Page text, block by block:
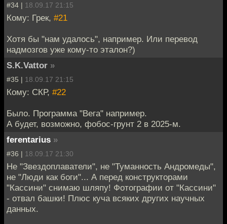
#34 | 18.09.17 21:15
Кому: Грек, #21
Хотя бы "нам удалось", например. Или перевод
надмозгов уже кому-то эталон?)
S.K.Vattor »
#35 | 18.09.17 21:15
Кому: СКР, #22
Было. Программа "Вега" например.
А будет, возможно, фобос-грунт 2 в 2025-м.
ferentarius »
#36 | 18.09.17 21:30
Не "Звездоплаватели", не "Туманность Андромеды",
не "Люди как боги"... А перед конструкторами
"Кассини" снимаю шляпу! Фотографии от "Кассини"
- отвал башки! Плюс куча всяких других научных
данных.